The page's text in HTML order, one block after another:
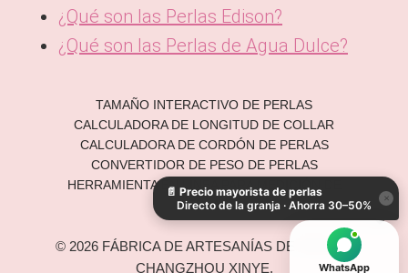
¿Qué son las Perlas Edison?
¿Qué son las Perlas de Agua Dulce?
TAMAÑO INTERACTIVO DE PERLAS
CALCULADORA DE LONGITUD DE COLLAR
CALCULADORA DE CORDÓN DE PERLAS
CONVERTIDOR DE PESO DE PERLAS
HERRAMIENTA EN LÍNEA PARA MEDICIÓN DE
PERLAS
© 2026 FÁBRICA DE ARTESANÍAS DE PERLAS
CHANGZHOU XINYE.
📄 Precio mayorista de perlas
Directo de la granja · Ahorra 30–50%
×
WhatsApp
JA
IT
KO